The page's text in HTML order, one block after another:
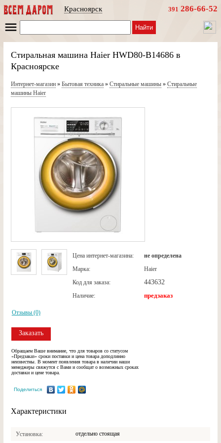
Красноярск 391 286-66-52
Найти
Стиральная машина Haier HWD80-B14686 в
Красноярске
Интернет-магазин» Бытовая техника» Стиральные машины» Стиральные
машины Haier
Цена интернет-магазина:
не определена
Марка:
Haier
Код для заказа:
443632
Наличие: предзаказ
Отзывы (0)
Заказать
Обращаем Ваше внимание, что для товаров со статусом
«Предзаказ» сроки поставки и цена товара доподлинно
неизвестны. В момент появления товара в наличии наши
менеджеры свяжутся с Вами и сообщат о возможных сроках
доставки и цене товара.
Поделиться
Характеристики
Установка отдельно стоящая